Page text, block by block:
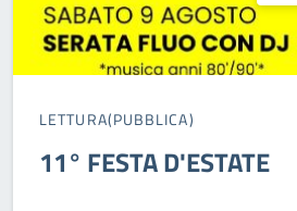
LETTURA(PUBBLICA)
11° FESTA D'ESTATE